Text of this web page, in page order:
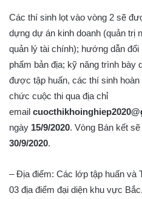
Các thí sinh lọt vào vòng 2 sẽ
dựng dự án kinh doanh (quản trị
quản lý tài chính); hướng dẫn
phẩm bản địa; kỹ năng trình
được tập huấn, các thí sinh
chức cuộc thi qua địa chỉ
email c
ngày 15/9/2020. Vòng Bán kết
30/9/2020.
– Địa điểm: Các lớp tập huấn và
03 địa điểm đại diện khu vực